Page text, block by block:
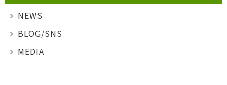
NEWS
BLOG/SNS
MEDIA